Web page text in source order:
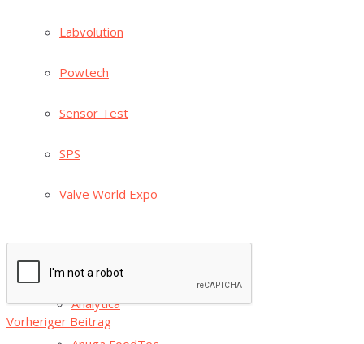
Lab­vo­lu­ti­on
Pow­tech
Sen­sor Test
SPS
Val­ve World Expo
Ana­ly­ti­ca
Nächster Beitrag
Zuver­läs­si­ge Behälterverwiegung
Vorheriger Beitrag